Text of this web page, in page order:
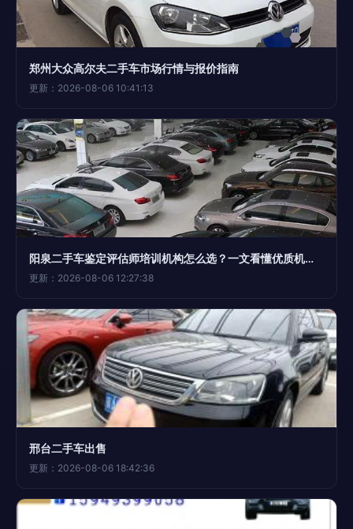
郑州大众高尔夫二手车市场行情与报价指南
更新：2026-08-06 10:41:13
阳泉二手车鉴定评估师培训机构怎么选？一文看懂优质机构标准与避坑指南
更新：2026-08-06 12:27:38
邢台二手车出售
更新：2026-08-06 18:42:36